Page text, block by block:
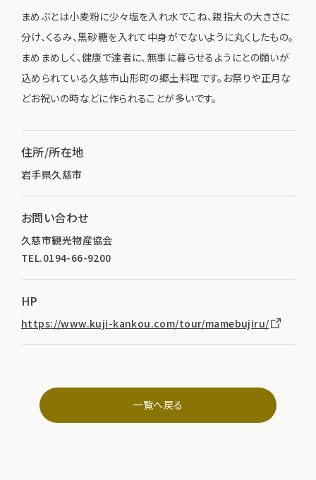
まめぶとは小麦粉に少々塩を入れ水でこね、親指大の大きさに
分け、くるみ、黒砂糖を入れて中身がでないように丸くしたもの。
まめまめしく、健康で達者に、無事に暮らせるようにとの願いが
込められている久慈市山形町の郷土料理です。お祭りや正月な
どお祝いの時などに作られることが多いです。
住所/所在地
岩手県久慈市
お問い合わせ
久慈市観光物産協会
TEL.0194-66-9200
HP
https://www.kuji-kankou.com/tour/mamebujiru/
一覧へ戻る